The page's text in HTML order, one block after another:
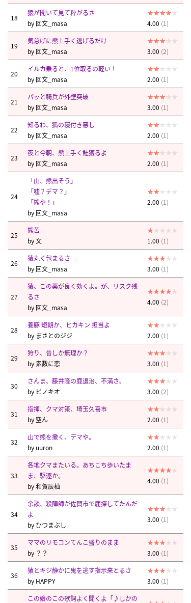
18
猿が聞いて見て粋がるさ
by 回文_masa 4.00 (1)
19
気怠げに熊上手く逃げるだけ
by 回文_masa 3.00 (2)
20
イルカ乗ると、1位取るの軽い！
by 回文_masa 2.00 (1)
21
パッと騎兵が外壁突破
by 回文_masa 3.00 (1)
22
知るわ、狐の寝付き悪し
by 回文_masa 2.00 (1)
23
夜と今朝、熊上手く鮭獲るよ
by 回文_masa 2.00 (1)
24
「山、熊出そう」
「嘘？デマ？」
「熊や！」
by 回文_masa
2.00 (1)
25
熊苦
by文 1.00 (1)
26
猿丸く包まるさ
by 回文_masa 3.00 (1)
27
猿、この薬が良く効くよ。が、リスク残
るさ
by 回文_masa
4.00 (2)
28
養豚 短期か、ヒカキン 担当よ
by まさとのジジ 2.00 (1)
29
狩り、昔しか無理か？
by素数に恋 3.00 (1)
30
さんま、藤井隆の鹿退治、不満さ。
by ピノキオ 3.00 (2)
31
指揮、クマ対策、埼玉久喜市
by 空ん 2.00 (1)
32
山で熊を撒く、デマや。
by uuron 2.00 (1)
33
各地クマまたいる。あちこち歩いたま
ま、駆逐か。
by和賀辰杣
4.00 (1)
34
余談、殺陣師が佐賀市で鹿探してたんだ
よ
by ひつまぶし
3.00 (1)
35
ママのリモコンてんこ盛りのまま
by ？？ 3.00 (1)
36
猿とキジ静かに鬼を逃す指示来とるさ
by HAPPY 3.00 (1)
この娘のこの歌詞よく聞くよ「♪しかの